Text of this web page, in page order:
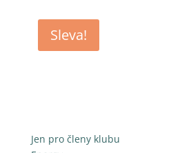
Sleva!
Jen pro členy klubu